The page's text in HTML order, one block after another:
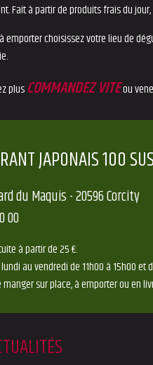
Fait à partir de produits frais du
emporter choisissez votre lieu de
plusCOMMANDEZ VITEou
JAPONAIS 100
du Maquis - 20596 Corcity
00
à partir de 25 €.
au vendredi de 11h00 à 15h00 et
sur place, à emporter ou en